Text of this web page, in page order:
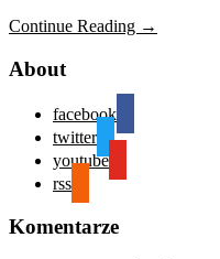
Continue Reading →
About
facebook
twitter
youtube
rss
Komentarze